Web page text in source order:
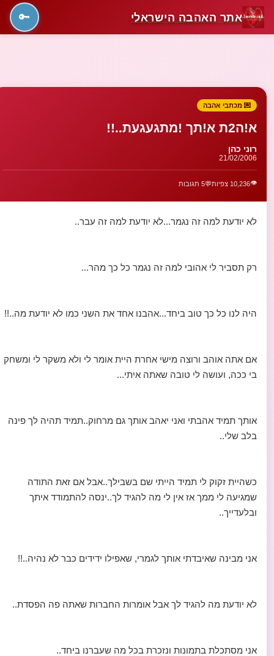
אתר האהבה הישראלי 🔑
💌 מכתבי אהבה
א!ה2ת א!תך !מתגעגעת..!!
רוני כהן
21/02/2006
👁️10,236 צפיות 💬5 תגובות
לא יודעת למה זה נגמר...לא יודעת למה זה עבר..
רק תסביר לי אהובי למה זה נגמר כל כך מהר...
היה לנו כל כך טוב ביחד...אהבנו אחד את השני כמו לא יודעת מה..!!
אם אתה אוהב ורוצה מישי אחרת היית אומר לי ולא משקר לי ומשחק
בי ככה, ועושה לי טובה שאתה איתי...
אותך תמיד אהבתי ואני יאהב אותך גם מרחוק..תמיד תהיה לך פינה
בלב שלי..
כשהיית זקוק לי תמיד הייתי שם בשבילך..אבל אם זאת התודה
שמגיעה לי ממך אז אין לי מה להגיד לך..ינסה להתמודד איתך
ובלעדייך..
אני מבינה שאיבדתי אותך לגמרי, שאפילו ידידים כבר לא נהיה..!!
לא יודעת מה להגיד לך אבל אומרות החברות שאתה פה הפסדת..
אני מסתכלת בתמונות ונזכרת בכל מה שעברנו ביחד..